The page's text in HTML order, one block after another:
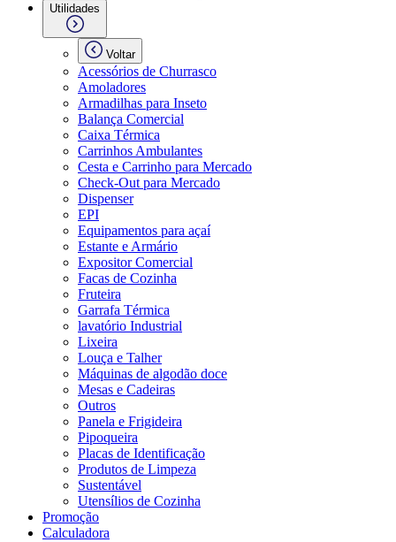
Utilidades
Voltar
Acessórios de Churrasco
Amoladores
Armadilhas para Inseto
Balança Comercial
Caixa Térmica
Carrinhos Ambulantes
Cesta e Carrinho para Mercado
Check-Out para Mercado
Dispenser
EPI
Equipamentos para açaí
Estante e Armário
Expositor Comercial
Facas de Cozinha
Fruteira
Garrafa Térmica
lavatório Industrial
Lixeira
Louça e Talher
Máquinas de algodão doce
Mesas e Cadeiras
Outros
Panela e Frigideira
Pipoqueira
Placas de Identificação
Produtos de Limpeza
Sustentável
Utensílios de Cozinha
Promoção
Calculadora